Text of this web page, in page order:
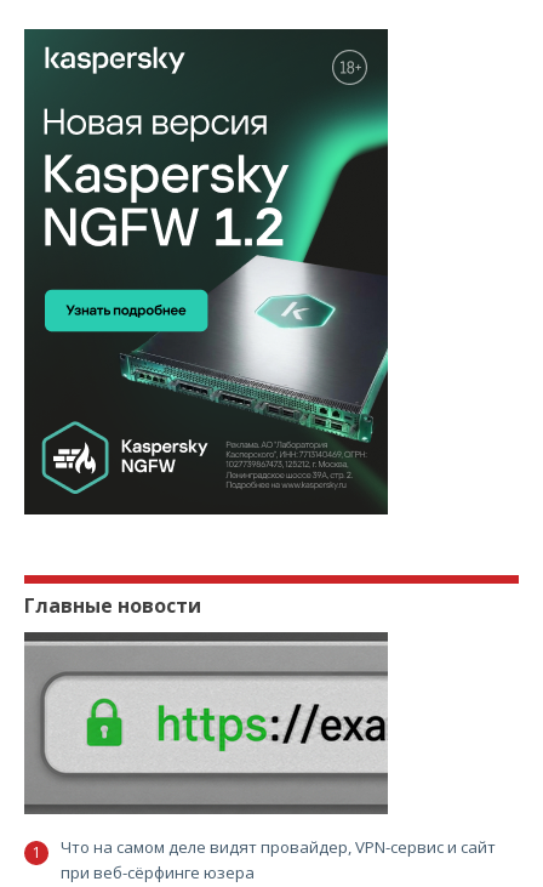
Главные новости
Что на самом деле видят провайдер, VPN-сервис и сайт
при веб-сёрфинге юзера